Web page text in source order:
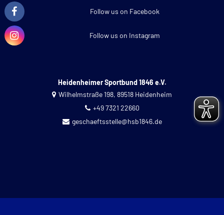
Follow us on Facebook
Follow us on Instagram
Heidenheimer Sportbund 1846 e.V.
Wilhelmstraße 198, 89518 Heidenheim
+49 7321 22660
geschaeftsstelle@hsb1846.de